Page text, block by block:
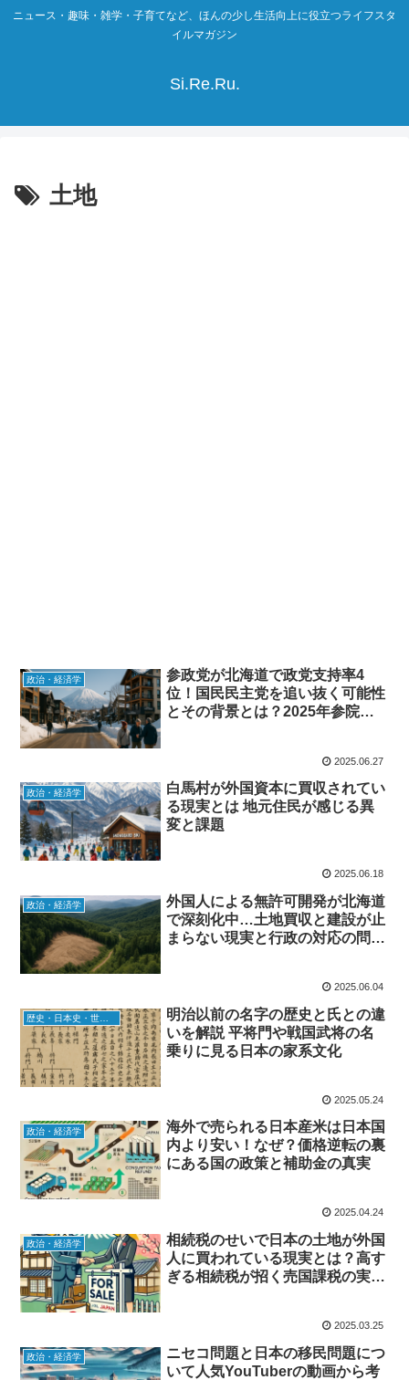
ニュース・趣味・雑学・子育てなど、ほんの少し生活向上に役立つライフスタ
イルマガジン
Si.Re.Ru.
土地
政治・経済学
参政党が北海道で政党支持率4
位！国民民主党を追い抜く可能性
とその背景とは？2025年参院選
2025.06.27
政治・経済学
白馬村が外国資本に買収されてい
る現実とは 地元住民が感じる異
変と課題
2025.06.18
政治・経済学
外国人による無許可開発が北海道
で深刻化中…土地買収と建設が止
まらない現実と行政の対応の問題
2025.06.04
歴史・日本史・世界史
明治以前の名字の歴史と氏との違
いを解説 平将門や戦国武将の名
乗りに見る日本の家系文化
2025.05.24
政治・経済学
海外で売られる日本産米は日本国
内より安い！なぜ？価格逆転の裏
にある国の政策と補助金の真実
2025.04.24
政治・経済学
相続税のせいで日本の土地が外国
人に買われている現実とは？高す
ぎる相続税が招く売国課税の実態
2025.03.25
政治・経済学
ニセコ問題と日本の移民問題につ
いて人気YouTuberの動画から考